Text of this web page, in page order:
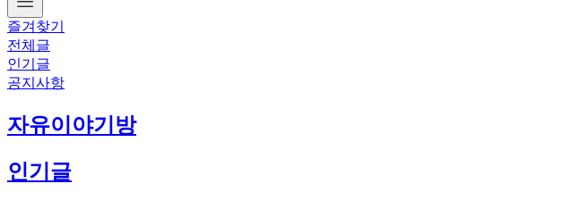
즐겨찾기
전체글
인기글
공지사항
자유이야기방
인기글